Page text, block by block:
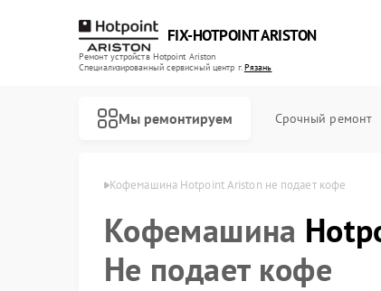
FIX-HOTPOINT ARISTON
Ремонт устройств Hotpoint Ariston
Специализированный cервисный центр г.Рязань
Мы ремонтируем Срочный ремонт
Кофемашина Hotpoint Ariston не подает кофе
Кофемашина
Не подает кофе